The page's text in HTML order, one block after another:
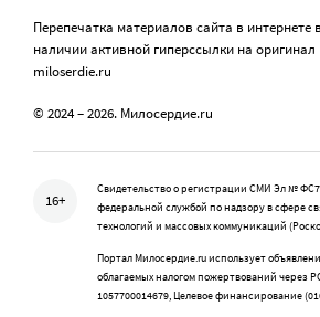
Перепечатка материалов сайта в
наличии активной гиперссылки на
miloserdie.ru
© 2024 – 2026. Милосердие.ru
16+
Свидетельство о регистрации СМИ Эл №
федеральной службой по надзору в сфере
технологий и массовых коммуникаций
Портал Милосердие.ru использует
облагаемых налогом пожертвований через
1057700014679, Целевое финансирование